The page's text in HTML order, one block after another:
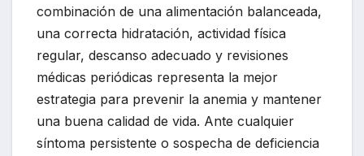
combinación de una alimentación balanceada,
una correcta hidratación, actividad física
regular, descanso adecuado y revisiones
médicas periódicas representa la mejor
estrategia para prevenir la anemia y mantener
una buena calidad de vida. Ante cualquier
síntoma persistente o sospecha de deficiencia